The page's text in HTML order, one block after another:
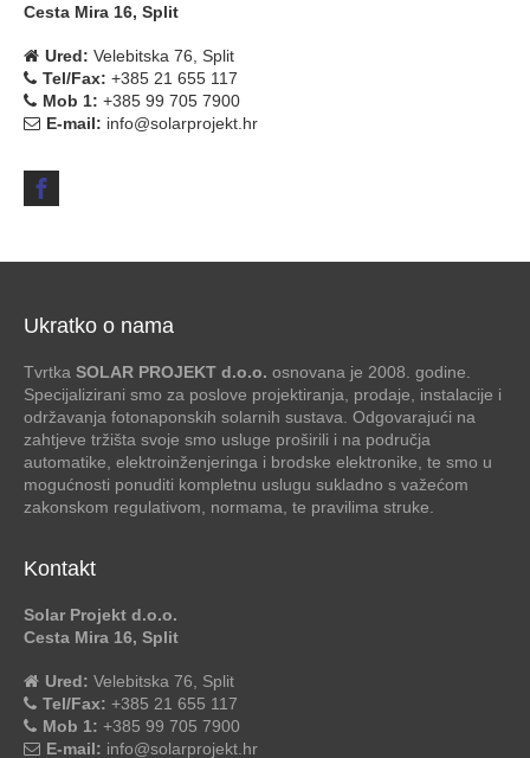
Cesta Mira 16, Split
Ured: Velebitska 76, Split
Tel/Fax: +385 21 655 117
Mob 1: +385 99 705 7900
E-mail: info@solarprojekt.hr
Ukratko o nama
Tvrtka SOLAR PROJEKT d.o.o. osnovana je 2008. godine.
Specijalizirani smo za poslove projektiranja, prodaje, instalacije i
održavanja fotonaponskih solarnih sustava. Odgovarajući na
zahtjeve tržišta svoje smo usluge proširili i na područja
automatike, elektroinženjeringa i brodske elektronike, te smo u
mogućnosti ponuditi kompletnu uslugu sukladno s važećom
zakonskom regulativom, normama, te pravilima struke.
Kontakt
Solar Projekt d.o.o.
Cesta Mira 16, Split
Ured: Velebitska 76, Split
Tel/Fax: +385 21 655 117
Mob 1: +385 99 705 7900
E-mail: info@solarprojekt.hr